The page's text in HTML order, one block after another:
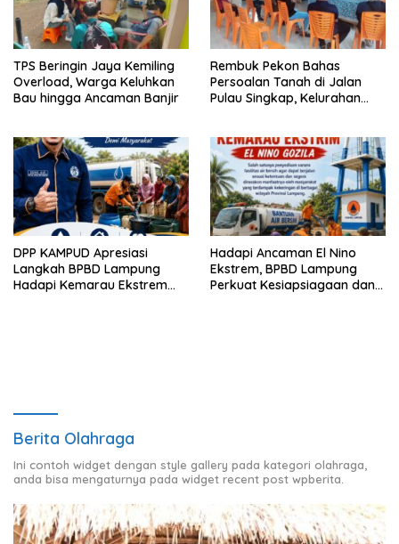
TPS Beringin Jaya Kemiling
Overload, Warga Keluhkan
Bau hingga Ancaman Banjir
Rembuk Pekon Bahas
Persoalan Tanah di Jalan
Pulau Singkap, Kelurahan
DPP KAMPUD Apresiasi
Langkah BPBD Lampung
Hadapi Kemarau Ekstrem
Hadapi Ancaman El Nino
Ekstrem, BPBD Lampung
Perkuat Kesiapsiagaan dan
Berita Olahraga
Ini contoh widget dengan style gallery pada kategori olahraga,
anda bisa mengaturnya pada widget recent post wpberita.